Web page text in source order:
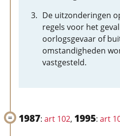
De uitzonderingen
regels voor het
oorlogsgevaar of
omstandigheden
vastgesteld.
1987: art 102, 1995: art